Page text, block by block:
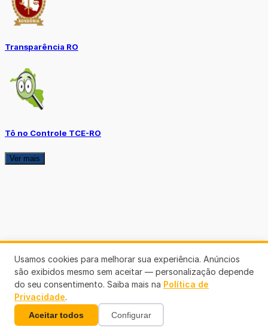
Transparência RO
Tô no Controle TCE-RO
Ver mais
Usamos cookies para melhorar sua experiência. Anúncios
são exibidos mesmo sem aceitar — personalização depende
do seu consentimento. Saiba mais na Política de
Privacidade.
Aceitar todos Configurar